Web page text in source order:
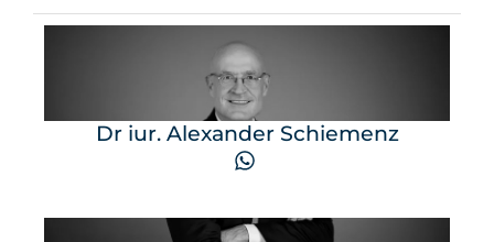
Dr iur. Alexander Schiemenz